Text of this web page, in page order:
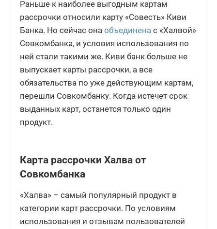
Раньше к наиболее выгодным картам
рассрочки относили карту «Совесть» Киви
Банка. Но сейчас она объединена с «Халвой»
Совкомбанка, и условия использования по
ней стали такими же. Киви банк больше не
выпускает карты рассрочки, а все
обязательства по уже действующим картам,
перешли Совкомбанку. Когда истечет срок
выданных карт, останется только один
продукт.
Карта рассрочки Халва от
Совкомбанка
«Халва» – самый популярный продукт в
категории карт рассрочки. По условиям
использования и отзывам пользователей